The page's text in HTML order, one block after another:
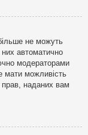
не можуть
автоматично
модераторами
мати можливість
прав, наданих вам